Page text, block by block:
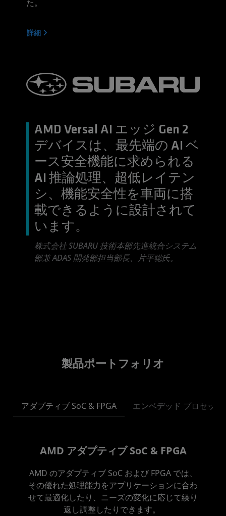
た。
詳細
AMD Versal AI エッジ Gen 2
デバイスは、最先端の AI ベ
ース安全機能に求められる
AI 推論処理、超低レイテン
シ、機能安全性を車両に搭
載できるように設計されて
います。
株式会社 SUBARU 技術本部先進統合システム
部兼 ADAS 開発部担当部長、片平聡氏。
製品ポートフォリオ
アダプティブ SoC & FPGA エンベデッド プロセッサ
AMD アダプティブ SoC & FPGA
AMD のアダプティブ SoC および FPGA では、
その優れた処理能力をアプリケーションに合わ
せて最適化したり、ニーズの変化に応じて繰り
返し調整したりできます。